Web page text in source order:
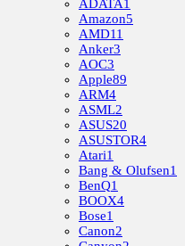
ADATA1
Amazon5
AMD11
Anker3
AOC3
Apple89
ARM4
ASML2
ASUS20
ASUSTOR4
Atari1
Bang & Olufsen1
BenQ1
BOOX4
Bose1
Canon2